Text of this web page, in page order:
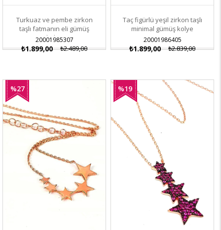
Turkuaz ve pembe zirkon
taşlı fatmanın eli gümüş
kolye
20001985307
₺1.899,00 ₺2.489,00
Taç figürlü yeşil zirkon taşlı
minimal gümüş kolye
20001986405
₺1.899,00 ₺2.839,00
%27
İndirim
%19
İndirim